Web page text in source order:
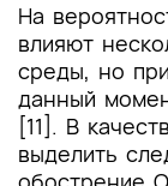
На
влияют
среды, но
данный
[11]. В
выделить